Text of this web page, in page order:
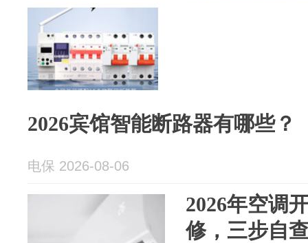
2026宾馆智能断路器有哪些？
电保 2026-08-06
2026年空调
修，三步自